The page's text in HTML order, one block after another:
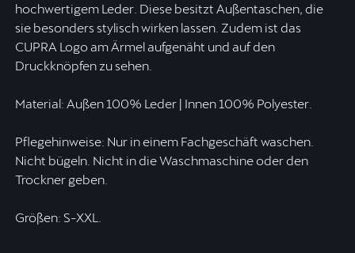
hochwertigem Leder. Diese besitzt Außentaschen, die
sie besonders stylisch wirken lassen. Zudem ist das
CUPRA Logo am Ärmel aufgenäht und auf den
Druckknöpfen zu sehen.
Material: Außen 100% Leder | Innen 100% Polyester.
Pflegehinweise: Nur in einem Fachgeschäft waschen.
Nicht bügeln. Nicht in die Waschmaschine oder den
Trockner geben.
Größen: S-XXL.